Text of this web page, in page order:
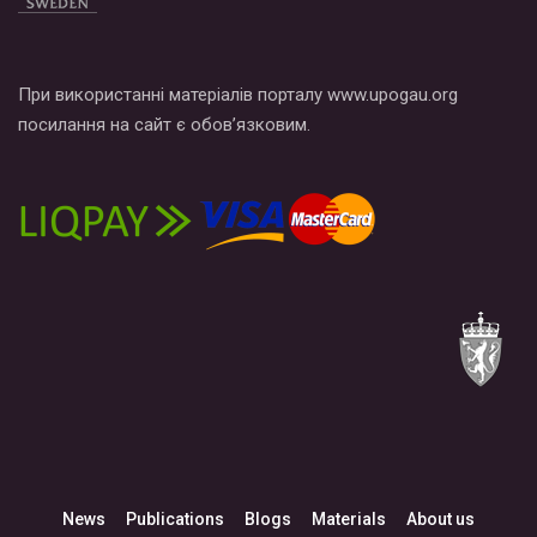
При використанні матеріалів порталу www.upogau.org
посилання на сайт є обов’язковим.
News Publications Blogs Materials About us